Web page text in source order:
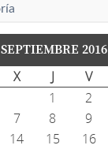
SEPTIEMBRE 2016
X J V
1 2
7 8 9
14 15 16